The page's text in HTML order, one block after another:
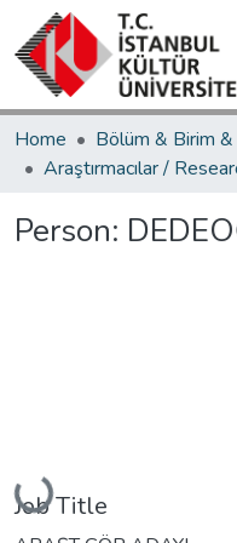
Home
Bölüm & Birim &
Araştırmacılar /
Person:
Loading...
Job Title